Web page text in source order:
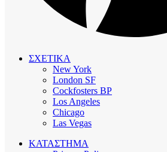
ΣΧΕΤΙΚΑ
New York
London SF
Cockfosters BP
Los Angeles
Chicago
Las Vegas
ΚΑΤΑΣΤΗΜΑ